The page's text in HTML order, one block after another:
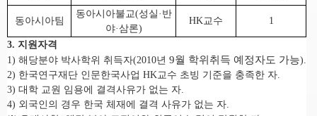
동아시아팀
동아시아불교(성실·반
야·삼론)
HK교수 1
3. 지원자격
1) 해당분야 박사학위 취득자(2010년 9월 학위취득 예정자도 가능).
2) 한국연구재단 인문한국사업 HK교수 초빙 기준을 충족한 자.
3) 대학 교원 임용에 결격사유가 없는 자.
4) 외국인의 경우 한국 체재에 결격 사유가 없는 자.